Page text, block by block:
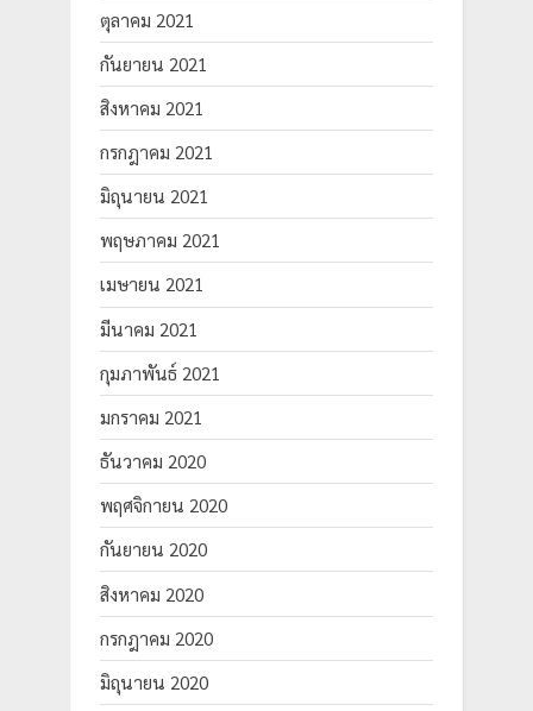
ตุลาคม 2021
กันยายน 2021
สิงหาคม 2021
กรกฎาคม 2021
มิถุนายน 2021
พฤษภาคม 2021
เมษายน 2021
มีนาคม 2021
กุมภาพันธ์ 2021
มกราคม 2021
ธันวาคม 2020
พฤศจิกายน 2020
กันยายน 2020
สิงหาคม 2020
กรกฎาคม 2020
มิถุนายน 2020